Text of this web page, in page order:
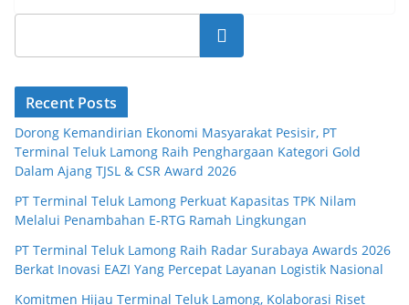
Search
Recent Posts
Dorong Kemandirian Ekonomi Masyarakat Pesisir, PT
Terminal Teluk Lamong Raih Penghargaan Kategori Gold
Dalam Ajang TJSL & CSR Award 2026
PT Terminal Teluk Lamong Perkuat Kapasitas TPK Nilam
Melalui Penambahan E-RTG Ramah Lingkungan
PT Terminal Teluk Lamong Raih Radar Surabaya Awards 2026
Berkat Inovasi EAZI Yang Percepat Layanan Logistik Nasional
Komitmen Hijau Terminal Teluk Lamong, Kolaborasi Riset